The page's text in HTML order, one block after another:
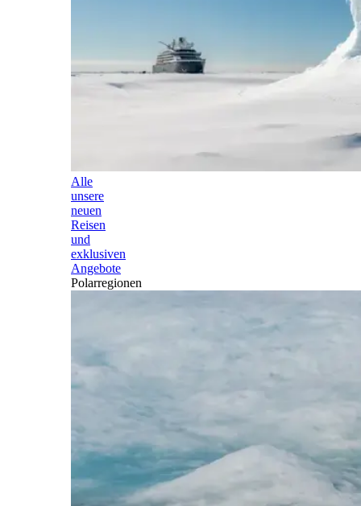
Alle
unsere
neuen
Reisen
und
exklusiven
Angebote
Polarregionen